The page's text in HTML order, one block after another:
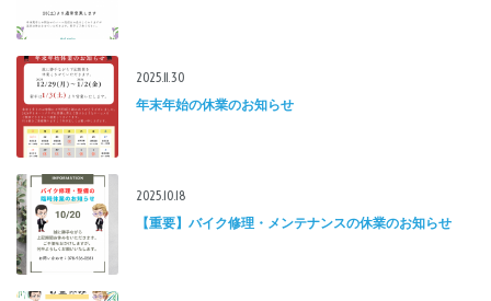
2025.11.30
年末年始の休業のお知らせ
2025.10.18
【重要】バイク修理・メンテナンスの休業のお知らせ